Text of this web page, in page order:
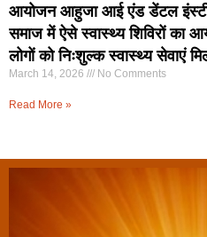
आयोजन आहुजा आई एंड डेंटल
समाज में ऐसे स्वास्थ्य शिविरों
लोगों को निःशुल्क स्वास्थ्य सेवाएं
March 14, 2026 No Comments
Read More »